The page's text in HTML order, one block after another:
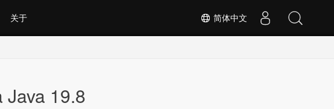
简体中文
关于
Java 19.8